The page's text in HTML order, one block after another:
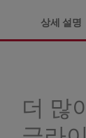
상세 설명
더 많